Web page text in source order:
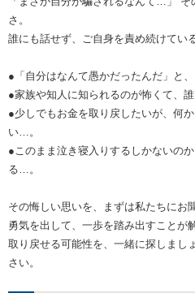
さ。
誰にも話せず、ご自身を責め続けてい
●「自分はなんて愚かだったんだ」と
●家族や知人に知られるのが怖くて、
●少しでもお金を取り戻したいが、何
い…。
●このまま泣き寝入りするしかないの
る…。
その悔しい思いを、まずは私たちにお
勇気を出して、一歩を踏み出すことが
取り戻せる可能性を、一緒に探しまし
さい。